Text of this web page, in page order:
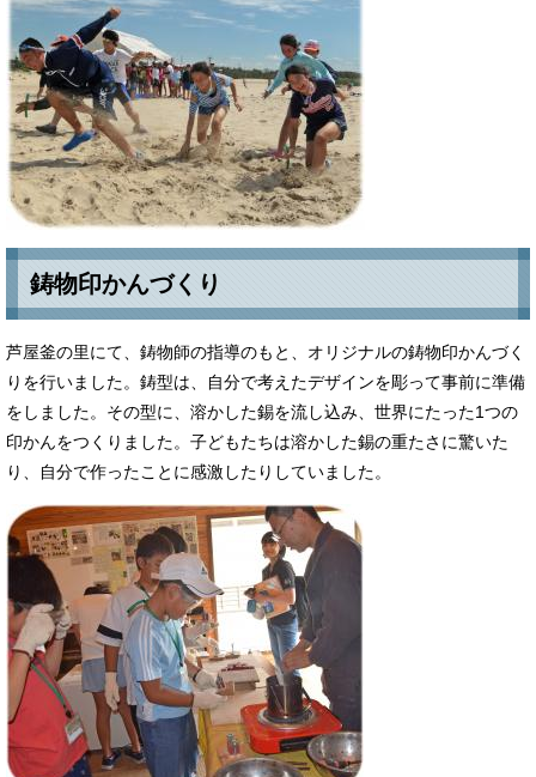
鋳物印かんづくり
芦屋釜の里にて、鋳物師の指導のもと、オリジナルの鋳物印かんづく
りを行いました。鋳型は、自分で考えたデザインを彫って事前に準備
をしました。その型に、溶かした錫を流し込み、世界にたった1つの
印かんをつくりました。子どもたちは溶かした錫の重たさに驚いた
り、自分で作ったことに感激したりしていました。